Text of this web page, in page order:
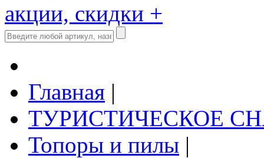
акции, скидки +
Главная |
ТУРИСТИЧЕСКОЕ
Топоры и пилы |